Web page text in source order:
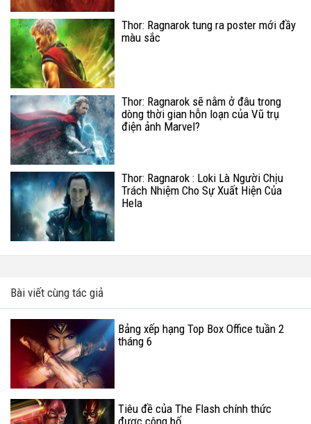
Thor: Ragnarok tung ra poster mới đầy
màu sắc
Thor: Ragnarok sẽ nằm ở đâu trong
dòng thời gian hỗn loạn của Vũ trụ
điện ảnh Marvel?
Thor: Ragnarok : Loki Là Người Chịu
Trách Nhiệm Cho Sự Xuất Hiện Của
Hela
Bài viết cùng tác giả
Bảng xếp hạng Top Box Office tuần 2
tháng 6
Tiêu đề của The Flash chính thức